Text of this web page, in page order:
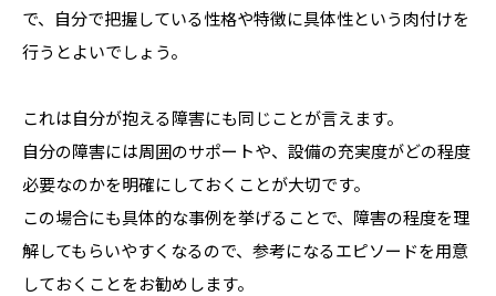
で、自分で把握している性格や特徴に具体性という肉付けを
行うとよいでしょう。
これは自分が抱える障害にも同じことが言えます。
自分の障害には周囲のサポートや、設備の充実度がどの程度
必要なのかを明確にしておくことが大切です。
この場合にも具体的な事例を挙げることで、障害の程度を理
解してもらいやすくなるので、参考になるエピソードを用意
しておくことをお勧めします。